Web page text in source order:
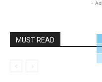
-
MUST READ